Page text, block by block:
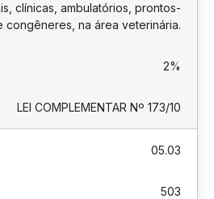
clínicas, ambulatórios, prontos-
congêneres, na área veterinária.
2%
LEI COMPLEMENTAR Nº 173/10
05.03
503